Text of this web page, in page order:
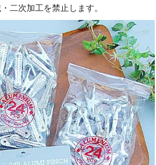
二次加工を禁止します。